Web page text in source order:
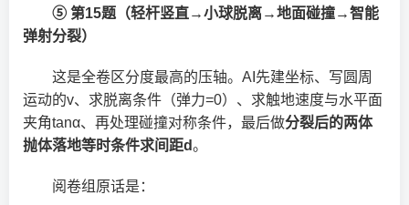
⑤ 第15题（轻杆竖直→小球脱离→地面碰撞→智能
弹射分裂）
这是全卷区分度最高的压轴。AI先建坐标、写圆周
运动的v、求脱离条件（弹力=0）、求触地速度与水平面
夹角tanα、再处理碰撞对称条件，最后做分裂后的两体
抛体落地等时条件求间距d。
阅卷组原话是：